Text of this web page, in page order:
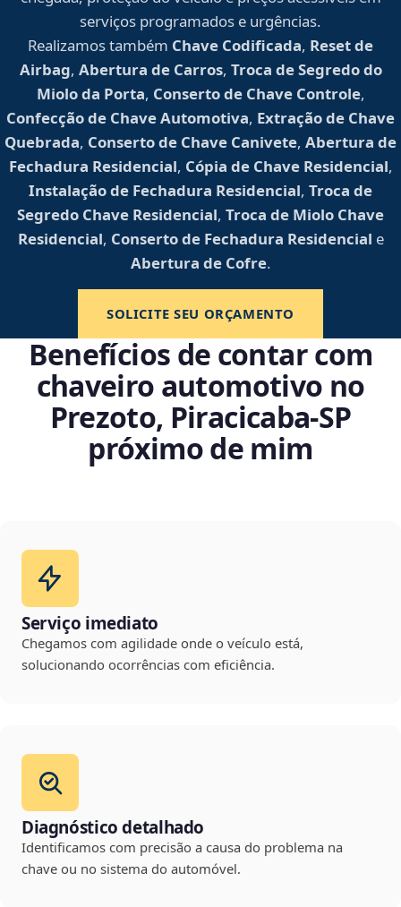
serviços programados e urgências.
Realizamos também Chave Codificada, Reset de
Airbag, Abertura de Carros, Troca de Segredo do
Miolo da Porta, Conserto de Chave Controle,
Confecção de Chave Automotiva, Extração de Chave
Quebrada, Conserto de Chave Canivete, Abertura de
Fechadura Residencial, Cópia de Chave Residencial,
Instalação de Fechadura Residencial, Troca de
Segredo Chave Residencial, Troca de Miolo Chave
Residencial, Conserto de Fechadura Residencial e
Abertura de Cofre.
SOLICITE SEU ORÇAMENTO
Benefícios de contar com
chaveiro automotivo no
Prezoto, Piracicaba‑SP
próximo de mim
Serviço imediato
Chegamos com agilidade onde o veículo está,
solucionando ocorrências com eficiência.
Diagnóstico detalhado
Identificamos com precisão a causa do problema na
chave ou no sistema do automóvel.